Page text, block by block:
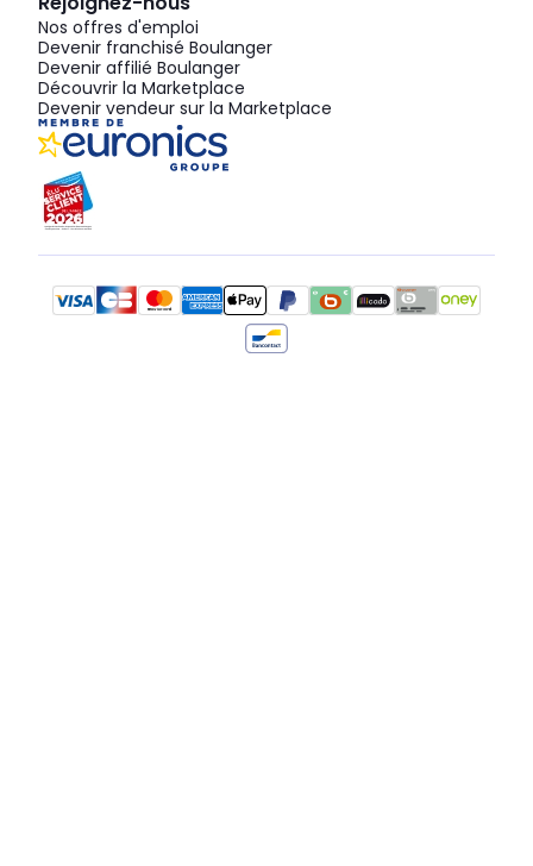
Nos offres d'emploi
Devenir franchisé Boulanger
Devenir affilié Boulanger
Découvrir la Marketplace
Devenir vendeur sur la Marketplace